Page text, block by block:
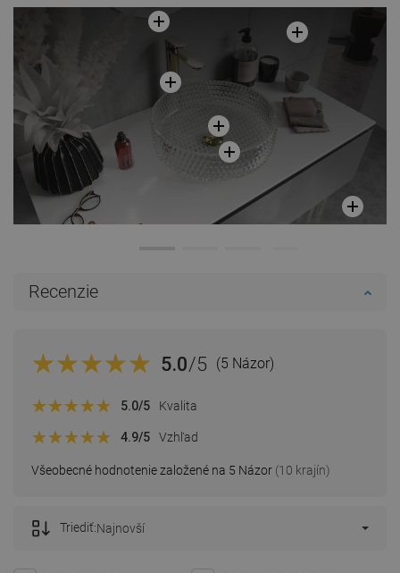
Recenzie
5.0/5 (5 Názor)
Všeobecné hodnotenie založené na 5 Názor (10 krajín)
5.0/5 Kvalita
4.9/5 Vzhľad
Triediť:Najnovší